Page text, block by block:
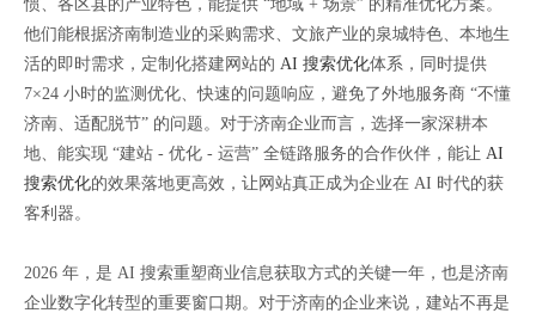
惯、各区县的产业特色，能提供 “地域 + 场景” 的精准优化方案。
他们能根据济南制造业的采购需求、文旅产业的泉城特色、本地生
活的即时需求，定制化搭建网站的 AI 搜索优化体系，同时提供
7×24 小时的监测优化、快速的问题响应，避免了外地服务商 “不懂
济南、适配脱节” 的问题。对于济南企业而言，选择一家深耕本
地、能实现 “建站 - 优化 - 运营” 全链路服务的合作伙伴，能让 AI
搜索优化的效果落地更高效，让网站真正成为企业在 AI 时代的获
客利器。
2026 年，是 AI 搜索重塑商业信息获取方式的关键一年，也是济南
企业数字化转型的重要窗口期。对于济南的企业来说，建站不再是